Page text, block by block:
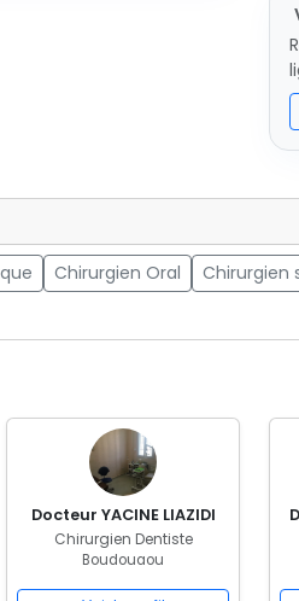
Chirurgien Oral
Chirurgien
Docteur YACINE LIAZIDI
Chirurgien Dentiste
Boudouaou